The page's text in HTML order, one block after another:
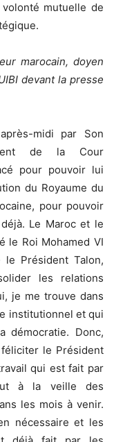
mutuelle de
marocain, doyen
devant la presse
midi par Son
de la Cour
pour pouvoir lui
du Royaume du
pour pouvoir
Le Maroc et le
le Roi Mohamed VI
Président Talon,
les relations
je me trouve dans
institutionnel et qui
Donc,
féliciter le Président
qui est fait par
à la veille des
les mois à venir.
nécessaire et les